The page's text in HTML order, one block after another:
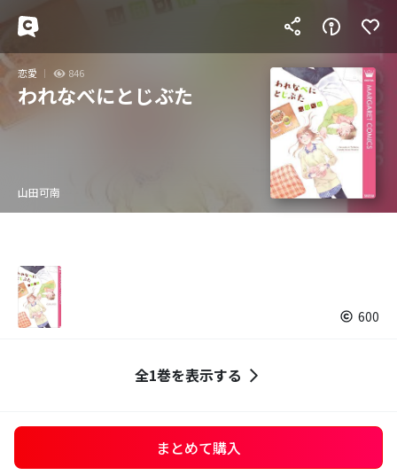
恋愛 846
われなべにとじぶた
山田可南
600
全1巻を表示する
まとめて購入